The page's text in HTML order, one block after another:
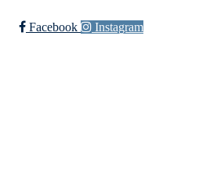
Facebook Instagram